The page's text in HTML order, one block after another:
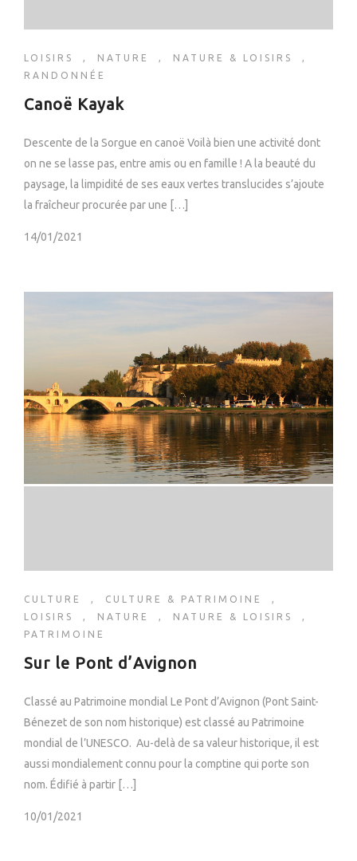
LOISIRS , NATURE , NATURE & LOISIRS
,
RANDONNÉE
Canoë Kayak
Descente de la Sorgue en canoë Voilà bien une activité dont
on ne se lasse pas, entre amis ou en famille ! A la beauté du
paysage, la limpidité de ses eaux vertes translucides s’ajoute
la fraîcheur procurée par une […]
14/01/2021
CULTURE , CULTURE & PATRIMOINE
,
LOISIRS
, NATURE , NATURE & LOISIRS
,
PATRIMOINE
Sur le Pont d’Avignon
Classé au Patrimoine mondial Le Pont d’Avignon (Pont Saint-
Bénezet de son nom historique) est classé au Patrimoine
mondial de l’UNESCO. Au-delà de sa valeur historique, il est
aussi mondialement connu pour la comptine qui porte son
nom. Édifié à partir […]
10/01/2021